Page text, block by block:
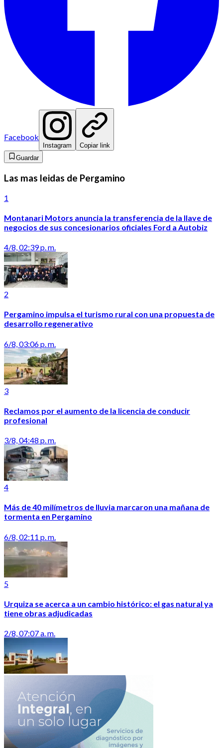
Facebook
Instagram
Copiar link
Guardar
Las mas leidas de Pergamino
1
Montanari Motors anuncia la transferencia de la llave de
negocios de sus concesionarios oficiales Ford a Autobiz
4/8, 02:39 p. m.
2
Pergamino impulsa el turismo rural con una propuesta de
desarrollo regenerativo
6/8, 03:06 p. m.
3
Reclamos por el aumento de la licencia de conducir
profesional
3/8, 04:48 p. m.
4
Más de 40 milímetros de lluvia marcaron una mañana de
tormenta en Pergamino
6/8, 02:11 p. m.
5
Urquiza se acerca a un cambio histórico: el gas natural ya
tiene obras adjudicadas
2/8, 07:07 a. m.